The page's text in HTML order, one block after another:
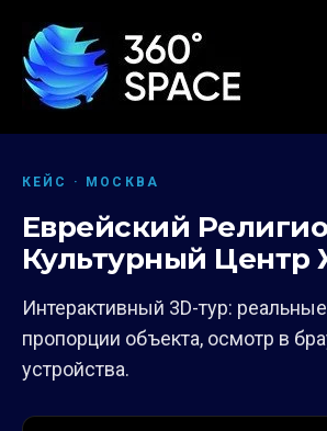
КЕЙС · МОСКВА
Еврейский
Культурный Центр
Интерактивный 3D-тур:
пропорции объекта, осмотр в
устройства.